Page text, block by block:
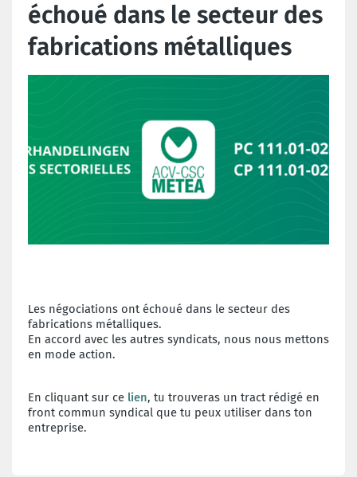
échoué dans le secteur des
fabrications métalliques
Les négociations ont échoué dans le secteur des
fabrications métalliques.
En accord avec les autres syndicats, nous nous mettons
en mode action.
En cliquant sur ce lien, tu trouveras un tract rédigé en
front commun syndical que tu peux utiliser dans ton
entreprise.